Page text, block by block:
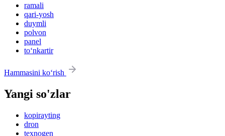
ramali
qari-yosh
duymli
polvon
panel
to‘nkartir
Hammasini ko‘rish
Yangi so'zlar
kopirayting
dron
texnogen